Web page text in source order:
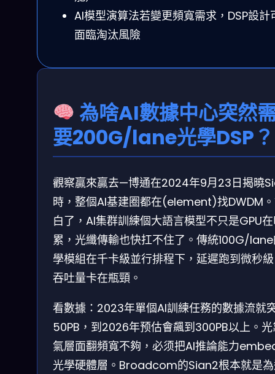
AI模型演算法若變更頻寬需求，DSP設計
面臨淘汰風險
為啥AI數據中心突然
要200G/lane光學DSP？
觀察贏來贏去—博通在2024年9月23日揭曉
時，整個AI基建圈都在(element)找DWDM
白了，AI集群訓練個大語言模型不只是GPU
累，光纖傳輸也快扛不住了。傳統100G/
學模組在千卡級並行排程下，延遲跑到微秒
吞吐量卡在瓶頸。
看數據：2023年單個AI訓練任務的數據流就
50PB，到2026年预估會飆到300PB以上。
氣層面翻頻寬不夠，必须把AI推論能力
光學硬體層。Broadcom的Sian2根本就是